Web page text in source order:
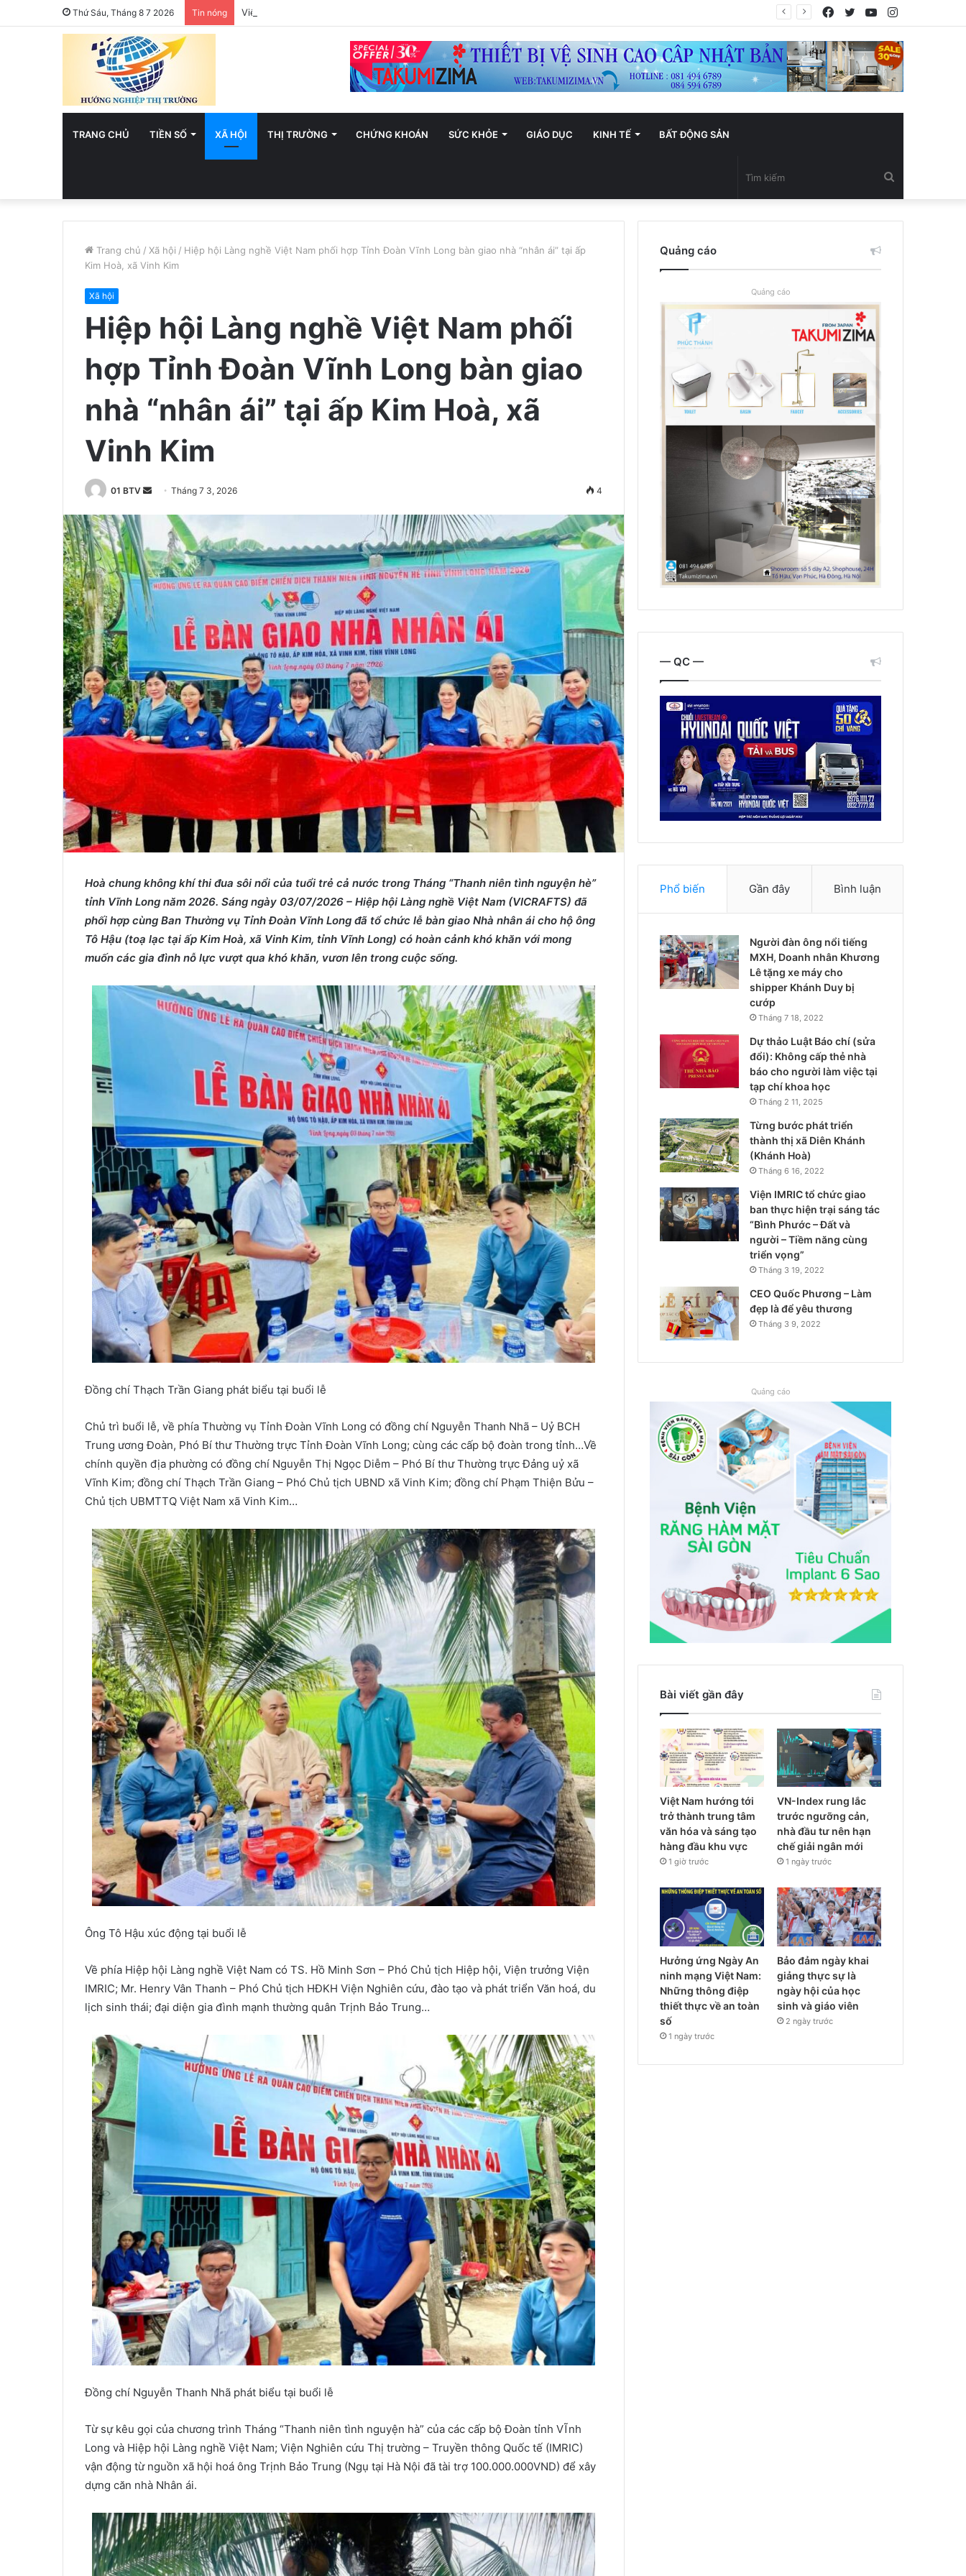
Thứ Sáu, Tháng 8 7 2026 Tin nóng Việt Nam hướng tới trở thành trung tâm văn hóa và sáng tạo hàng đầu khu vực YouTube
Twitter
Facebook
TRANG CHỦ TIỀN SỐ XÃ HỘI THỊ TRƯỜNG CHỨNG KHOÁN SỨC KHỎE GIÁO DỤC KINH TẾ BẤT ĐỘNG SẢN
kiếm
Trang chủ / Xã hội / Hiệp hội Làng nghề Việt Nam phối hợp Tỉnh Đoàn Vĩnh Long bàn giao nhà “nhân ái” tại ấp
Kim Hoà, xã Vinh Kim
Xã hội
Hiệp hội Làng nghề Việt Nam phối
hợp Tỉnh Đoàn Vĩnh Long bàn giao
nhà “nhân ái” tại ấp Kim Hoà, xã
Vinh Kim
01 BTV
a
n
e
m
a
l
Tháng 7 3, 2026 4
Hoà chung không khí thi đua sôi nổi của tuổi trẻ cả nước trong Tháng “Thanh niên tình nguyện hè”
tỉnh Vĩnh Long năm 2026. Sáng ngày 03/07/2026 – Hiệp hội Làng nghề Việt Nam (VICRAFTS) đã
phối hợp cùng Ban Thường vụ Tỉnh Đoàn Vĩnh Long đã tổ chức lễ bàn giao Nhà nhân ái cho hộ ông
Tô Hậu (toạ lạc tại ấp Kim Hoà, xã Vinh Kim, tỉnh Vĩnh Long) có hoàn cảnh khó khăn với mong
muốn các gia đình nỗ lực vượt qua khó khăn, vươn lên trong cuộc sống.
Đồng chí Thạch Trần Giang phát biểu tại buổi lễ
Chủ trì buổi lễ, về phía Thường vụ Tỉnh Đoàn Vĩnh Long có đồng chí Nguyễn Thanh Nhã – Uỷ BCH
Trung ương Đoàn, Phó Bí thư Thường trực Tỉnh Đoàn Vĩnh Long; cùng các cấp bộ đoàn trong tỉnh…Về
chính quyền địa phường có đồng chí Nguyễn Thị Ngọc Diễm – Phó Bí thư Thường trực Đảng uỷ xã
Vĩnh Kim; đồng chí Thạch Trần Giang – Phó Chủ tịch UBND xã Vinh Kim; đồng chí Phạm Thiện Bửu –
Chủ tịch UBMTTQ Việt Nam xã Vinh Kim…
Ông Tô Hậu xúc động tại buổi lễ
Về phía Hiệp hội Làng nghề Việt Nam có TS. Hồ Minh Sơn – Phó Chủ tịch Hiệp hội, Viện trưởng Viện
IMRIC; Mr. Henry Vân Thanh – Phó Chủ tịch HĐKH Viện Nghiên cứu, đào tạo và phát triển Văn hoá, du
lịch sinh thái; đại diện gia đình mạnh thường quân Trịnh Bảo Trung…
Đồng chí Nguyễn Thanh Nhã phát biểu tại buổi lễ
Từ sự kêu gọi của chương trình Tháng “Thanh niên tình nguyện hà” của các cấp bộ Đoàn tỉnh VĨnh
Long và Hiệp hội Làng nghề Việt Nam; Viện Nghiên cứu Thị trường – Truyền thông Quốc tế (IMRIC)
vận động từ nguồn xã hội hoá ông Trịnh Bảo Trung (Ngụ tại Hà Nội đã tài trợ 100.000.000VND) để xây
dựng căn nhà Nhân ái.
Quảng cáo
Quảng cáo
— QC —
Phổ biến Gần đây Bình luận
Người đàn ông nổi tiếng
MXH, Doanh nhân Khương
Lê tặng xe máy cho
shipper Khánh Duy bị
cướp
Tháng 7 18, 2022
Dự thảo Luật Báo chí (sửa
đổi): Không cấp thẻ nhà
báo cho người làm việc tại
tạp chí khoa học
Tháng 2 11, 2025
Từng bước phát triển
thành thị xã Diên Khánh
(Khánh Hoà)
Tháng 6 16, 2022
Viện IMRIC tổ chức giao
ban thực hiện trại sáng tác
“Bình Phước – Đất và
người – Tiềm năng cùng
triển vọng”
Tháng 3 19, 2022
CEO Quốc Phương – Làm
đẹp là để yêu thương
Tháng 3 9, 2022
Quảng cáo
Bài viết gần đây
Việt Nam hướng tới
trở thành trung tâm
văn hóa và sáng tạo
hàng đầu khu vực
1 giờ trước
VN-Index rung lắc
trước ngưỡng cản,
nhà đầu tư nên hạn
chế giải ngân mới
1 ngày trước
Hưởng ứng Ngày An
ninh mạng Việt Nam:
Những thông điệp
thiết thực về an toàn
số
1 ngày trước
Bảo đảm ngày khai
giảng thực sự là
ngày hội của học
sinh và giáo viên
2 ngày trước